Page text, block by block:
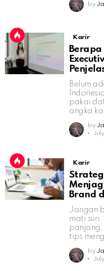
by
Karir
Belum
pakai
angka
by
Karir
Brand
Jangan
mati
tips
by